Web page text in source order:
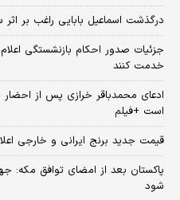
درگذشت اسماعیل بابایی راغب بر اثر
خدمت کنند
ادعای محمدباقر خرازی پس از
است +فیلم
قیمت جدید برنج ایرانی و خارجی
پاکستان بعد از امضای توافق مکه:
شود